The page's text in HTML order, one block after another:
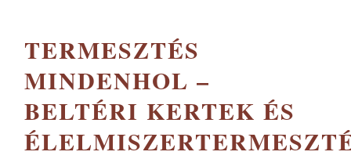
TERMESZTÉS
MINDENHOL –
BELTÉRI KERTEK ÉS